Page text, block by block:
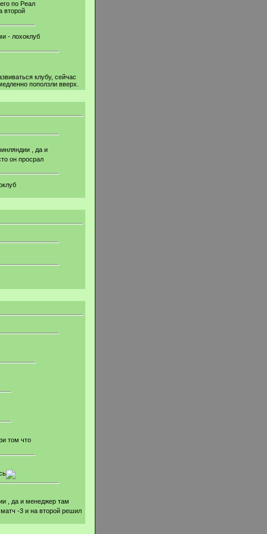
по Реал
второй
- лохоклуб
клубу, сейчас
поползли вверх.
, да и
он просрал
том что
, да и менеджер там
-3 и на второй решил